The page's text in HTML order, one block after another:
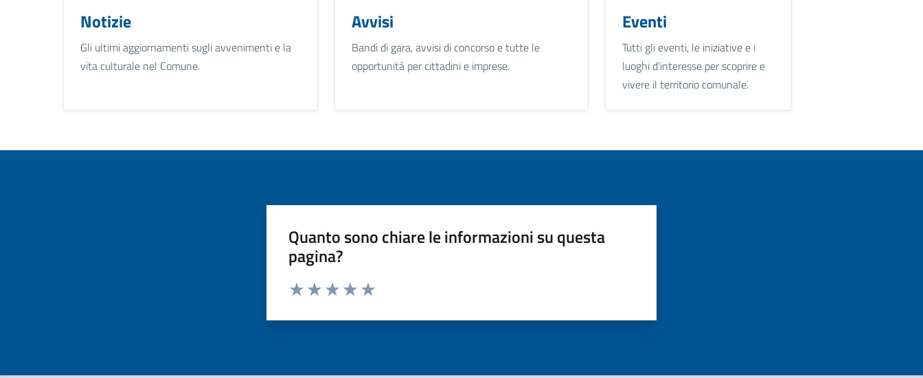
Notizie
Gli ultimi aggiornamenti sugli avvenimenti e la
vita culturale nel Comune.
Avvisi
Bandi di gara, avvisi di concorso e tutte le
opportunità per cittadini e imprese.
Eventi
Tutti gli eventi, le iniziative e i
luoghi d'interesse per scoprire e
vivere il territorio comunale.
Quanto sono chiare le informazioni su questa
pagina?
Valuta da 1 a 5 stelle la pagina